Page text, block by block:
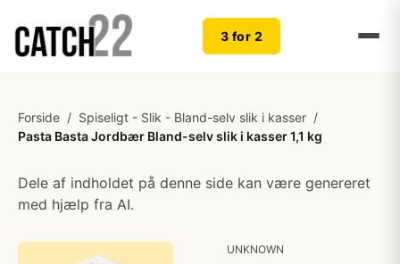
3 for 2
Forside / Spiseligt - Slik - Bland-selv slik i kasser /
Pasta Basta Jordbær Bland-selv slik i kasser 1,1 kg
Dele af indholdet på denne side kan være genereret
med hjælp fra AI.
UNKNOWN